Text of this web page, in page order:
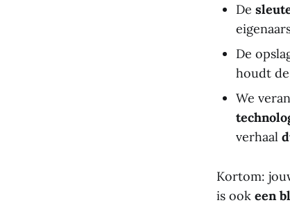
De
De
houdt
We
verhaal
Kortom:
is ook een